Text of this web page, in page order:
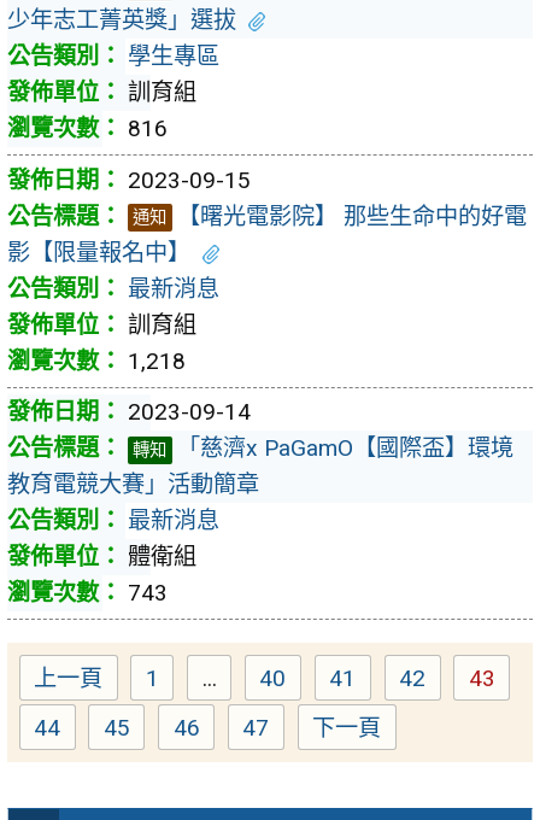
少年志工菁英獎」選拔
學生專區
訓育組
816
2023-09-15
通知
【曙光電影院】 那些生命中的好電
影【限量報名中】
最新消息
訓育組
1,218
2023-09-14
轉知
「慈濟x PaGamO【國際盃】環境
教育電競大賽」活動簡章
最新消息
體衛組
743
上一頁 Page
1 ... Page
40 Page
41 Page
42 Page
43
Page
44 Page
45 Page
46 Page
47 下一頁